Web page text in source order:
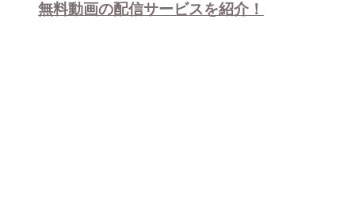
無料動画の配信サービスを紹介！